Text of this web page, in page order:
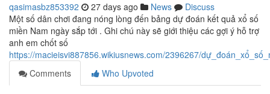
qasimasbz853392 27 days ago News
Discuss
Một số dân chơi đang nóng lòng đến bảng dự đoán kết quả xổ số
miền Nam ngày sắp tới . Ghi chú này sẽ giới thiệu các gợi ý hỗ trợ
anh em chốt số
https://macieisvi887856.wikiusnews.com/2396267/
Comments
Who Upvoted